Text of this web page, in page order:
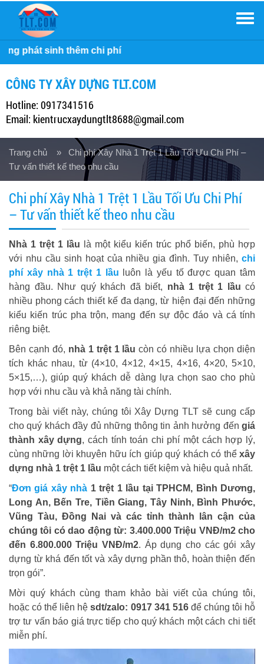
CÔNG TY XÂY DỰNG TLT.COM
Hotline: 0917341516
Email: kientrucxaydungtlt8688@gmail.com
Trang chủ » Chi phí Xây Nhà 1 Trệt 1 Lầu Tối Ưu Chi Phí –
Tư vấn thiết kế theo nhu cầu
Chi phí Xây Nhà 1 Trệt 1 Lầu Tối Ưu Chi Phí
– Tư vấn thiết kế theo nhu cầu
Nhà 1 trệt 1 lầu là một kiểu kiến trúc phổ biến, phù hợp
với nhu cầu sinh hoạt của nhiều gia đình. Tuy nhiên, chi
phí xây nhà 1 trệt 1 lầu luôn là yếu tố được quan tâm
hàng đầu. Như quý khách đã biết, nhà 1 trệt 1 lầu có
nhiều phong cách thiết kế đa dạng, từ hiện đại đến những
kiểu kiến trúc pha trộn, mang đến sự độc đáo và cá tính
riêng biệt.
Bên cạnh đó, nhà 1 trệt 1 lầu còn có nhiều lựa chọn diện
tích khác nhau, từ (4×10, 4×12, 4×15, 4×16, 4×20, 5×10,
5×15,…), giúp quý khách dễ dàng lựa chọn sao cho phù
hợp với nhu cầu và khả năng tài chính.
Trong bài viết này, chúng tôi Xây Dựng TLT sẽ cung cấp
cho quý khách đầy đủ những thông tin ảnh hưởng đến giá
thành xây dựng, cách tính toán chi phí một cách hợp lý,
cùng những lời khuyên hữu ích giúp quý khách có thể xây
dựng nhà 1 trệt 1 lầu một cách tiết kiệm và hiệu quả nhất.
“Đơn giá xây nhà 1 trệt 1 lầu tại TPHCM, Bình Dương,
Long An, Bến Tre, Tiền Giang, Tây Ninh, Bình Phước,
Vũng Tàu, Đồng Nai và các tỉnh thành lân cận của
chúng tôi có dao động từ: 3.400.000 Triệu VNĐ/m2 cho
đến 6.800.000 Triệu VNĐ/m2. Áp dụng cho các gói xây
dựng từ khá đến tốt và xây dựng phần thô, hoàn thiện đến
trọn gói”.
Mời quý khách cùng tham khảo bài viết của chúng tôi,
hoặc có thể liên hệsdt/zalo: 0917 341 516để chúng tôi hỗ
trợ tư vấn báo giá trực tiếp cho quý khách một cách chi tiết
miễn phí.